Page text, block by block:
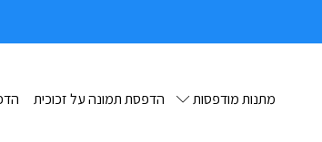
מתנות מודפסות הדפסת תמונה על זכוכית